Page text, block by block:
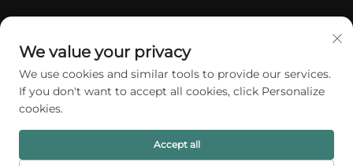
+86-18802602550
[email protected]
저작권 © 2026 A1 패킹 주식회사. 모든 권리 보유.
We value your privacy
We use cookies and similar tools to provide our services.
If you don't want to accept all cookies, click Personalize
cookies.
Accept all